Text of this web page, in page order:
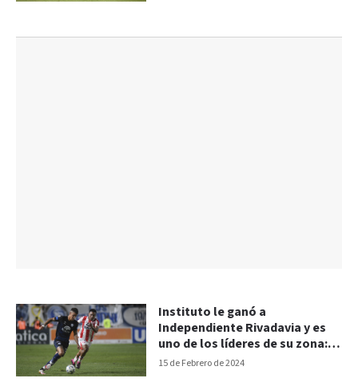
15 de Febrero de 2024
Instituto le ganó a
Independiente Rivadavia y es
uno de los líderes de su zona:
goles del 2-0